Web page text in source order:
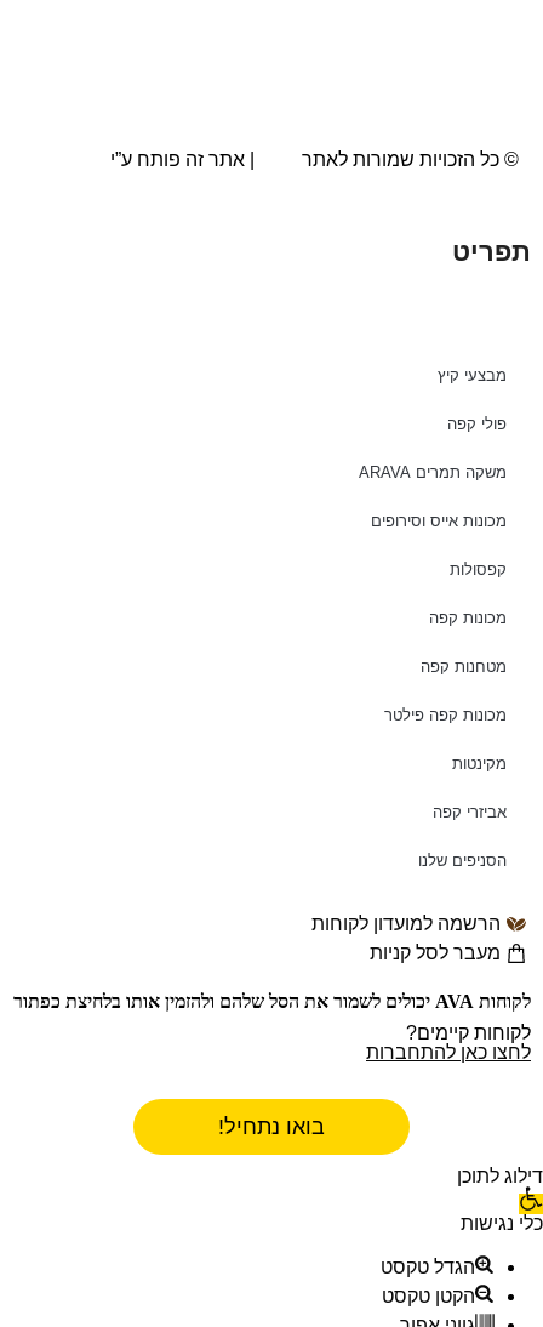
© כל הזכויות שמורות לאתר
| אתר זה פותח ע”י
תפריט
מבצעי קיץ
פולי קפה
משקה תמרים ARAVA
מכונות אייס וסירופים
קפסולות
מכונות קפה
מטחנות קפה
מכונות קפה פילטר
מקינטות
אביזרי קפה
הסניפים שלנו
הרשמה למועדון לקוחות
מעבר לסל קניות
לקוחות AVA יכולים לשמור את הסל שלהם ולהזמין אותו בלחיצת כפתור
לקוחות קיימים?
לחצו כאן להתחברות
בואו נתחיל!
דילוג לתוכן
פ
ת
ח
כלי נגישות
הגדל טקסט
הקטן טקסט